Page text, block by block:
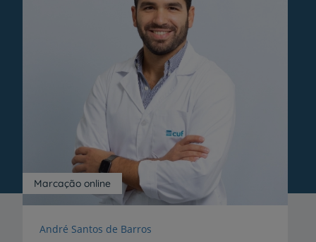
Marcação online
André Santos de Barros